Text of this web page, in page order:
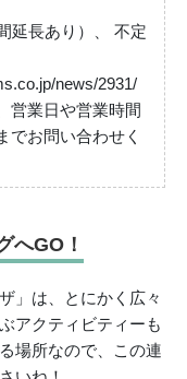
延長あり）、 不定
news/2931/
営業日や営業時間
でお問い合わせく
へGO！
」は、とにかく広々
アクティビティーも
場所なので、この連